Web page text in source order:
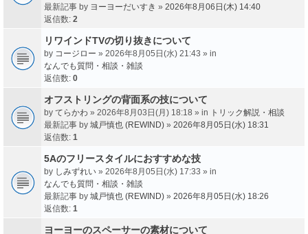
最新記事 by ヨーヨーだいすき » 2026年8月06日(木) 14:40
返信数: 2
リワインドTVの切り抜きについて
by コージロー » 2026年8月05日(水) 21:43 » in
なんでも質問・相談・雑談
返信数: 0
オフストリングの背面系の技について
by てらかわ » 2026年8月03日(月) 18:18 » in トリック解説・相談
最新記事 by 城戸慎也 (REWIND) » 2026年8月05日(水) 18:31
返信数: 1
5Aのフリースタイルにおすすめな技
by しみずれい » 2026年8月05日(水) 17:33 » in
なんでも質問・相談・雑談
最新記事 by 城戸慎也 (REWIND) » 2026年8月05日(水) 18:26
返信数: 1
ヨーヨーのスペーサーの素材について